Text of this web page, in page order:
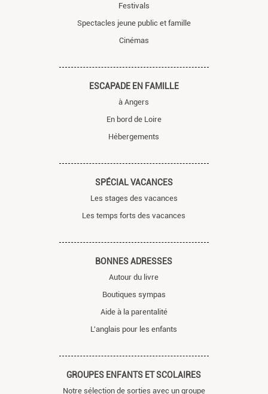
Festivals
Spectacles jeune public et famille
Cinémas
ESCAPADE EN FAMILLE
à Angers
En bord de Loire
Hébergements
SPÉCIAL VACANCES
Les stages des vacances
Les temps forts des vacances
BONNES ADRESSES
Autour du livre
Boutiques sympas
Aide à la parentalité
L'anglais pour les enfants
GROUPES ENFANTS ET SCOLAIRES
Notre sélection de sorties avec un groupe